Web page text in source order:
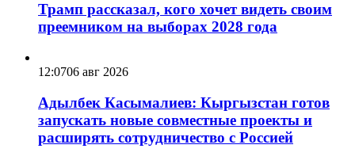
Трамп рассказал, кого хочет видеть своим
преемником на выборах 2028 года
12:0706 авг 2026
Адылбек Касымалиев: Кыргызстан готов
запускать новые совместные проекты и
расширять сотрудничество с Россией